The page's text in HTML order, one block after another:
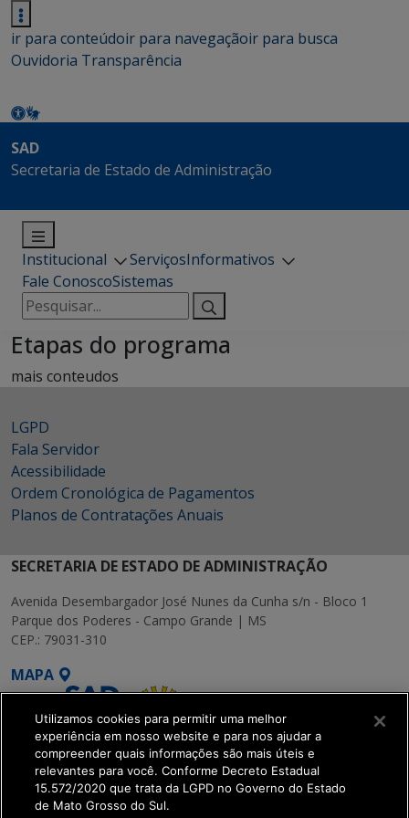
ir para conteúdoir para navegaçãoir para busca
Ouvidoria Transparência
SAD
Secretaria de Estado de Administração
Institucional ServiçosInformativos
Fale ConoscoSistemas
Pesquisar
por:
Etapas do programa
mais conteudos
LGPD
Fala Servidor
Acessibilidade
Ordem Cronológica de Pagamentos
Planos de Contratações Anuais
SECRETARIA DE ESTADO DE ADMINISTRAÇÃO
Avenida Desembargador José Nunes da Cunha s/n - Bloco 1
Parque dos Poderes - Campo Grande | MS
CEP.: 79031-310
MAPA
SETDIG | Secretaria-
Utilizamos cookies para permitir uma melhor
experiência em nosso website e para nos ajudar a
compreender quais informações são mais úteis e
relevantes para você. Conforme Decreto Estadual
15.572/2020 que trata da LGPD no Governo do Estado
de Mato Grosso do Sul.